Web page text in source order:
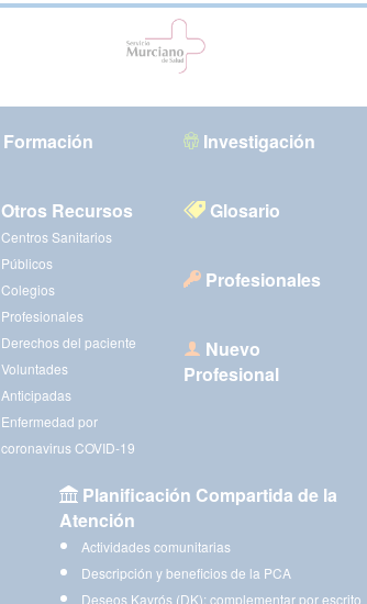
Formación Investigación
Otros Recursos
Centros Sanitarios
Públicos
Colegios
Profesionales
Derechos del paciente
Voluntades
Anticipadas
Enfermedad por
coronavirus COVID-19
Glosario
Profesionales
Nuevo
Profesional
Planificación Compartida de la
Atención
Actividades comunitarias
Descripción y beneficios de la PCA
Deseos Kayrós (DK): complementar por escrito